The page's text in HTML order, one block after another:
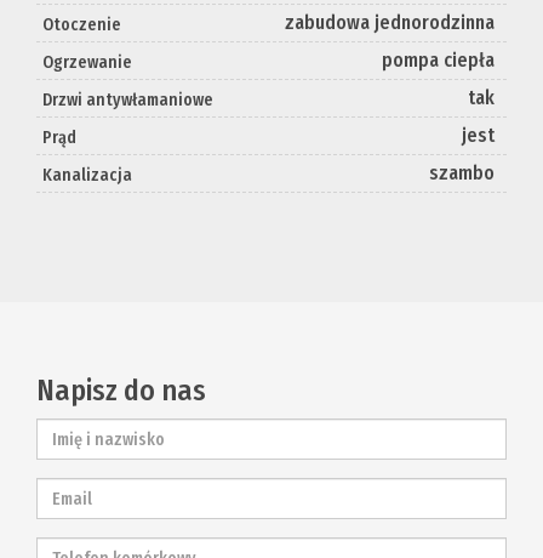
Otoczenie zabudowa jednorodzinna
Ogrzewanie pompa ciepła
Drzwi antywłamaniowe tak
Prąd jest
Kanalizacja szambo
Napisz do nas